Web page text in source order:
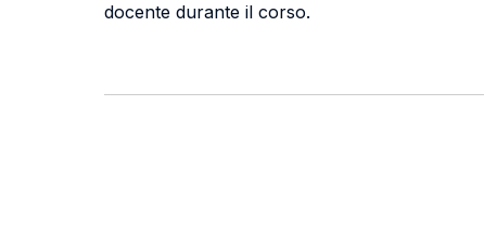
docente durante il corso.